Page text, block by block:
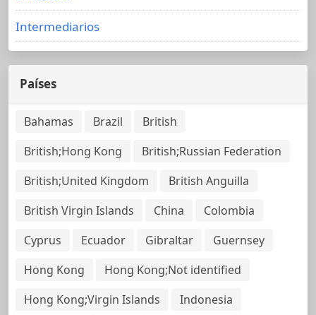
Intermediarios
Países
Bahamas Brazil
British
British;Hong Kong
British;Russian Federation
British;United Kingdom
British Anguilla
British Virgin Islands
China
Colombia
Cyprus
Ecuador Gibraltar
Guernsey
Hong Kong
Hong Kong;Not identified
Hong Kong;Virgin Islands
Indonesia